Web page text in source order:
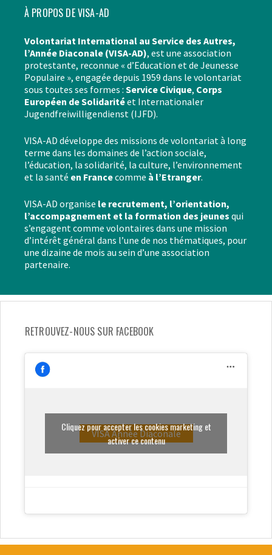
À PROPOS DE VISA-AD
Volontariat International au Service des Autres,
l’Année Diaconale (VISA-AD), est une association
protestante, reconnue « d’Education et de Jeunesse
Populaire », engagée depuis 1959 dans le volontariat
sous toutes ses formes : Service Civique, Corps
Européen de Solidaritéet Internationaler
Jugendfreiwilligendienst (IJFD).
VISA-AD développe des missions de volontariat à long
terme dans les domaines de l’action sociale,
l’éducation, la solidarité, la culture, l’environnement
et la santé en Francecomme à l’Etranger.
VISA-AD organise le recrutement, l’orientation,
l’accompagnement et la formation des jeunes qui
s’engagent comme volontaires dans une mission
d’intérêt général dans l’une de nos thématiques, pour
une dizaine de mois au sein d’une association
partenaire.
RETROUVEZ-NOUS SUR FACEBOOK
VISA Année Diaconale
Cliquez pour accepter les cookies marketing et
activer ce contenu